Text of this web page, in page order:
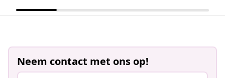
Neem contact met ons op!